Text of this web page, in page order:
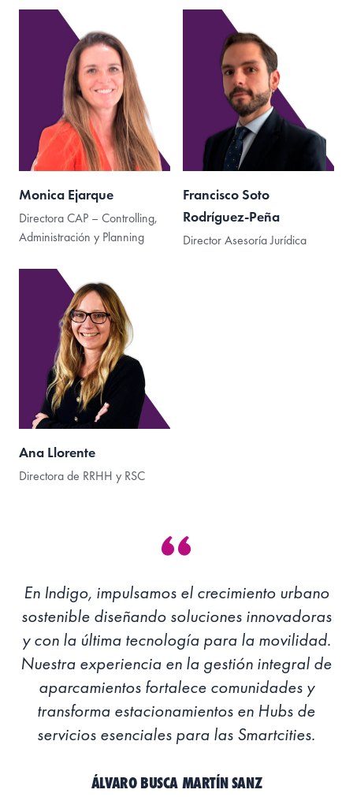
Monica Ejarque
Directora CAP – Controlling,
Administración y Planning
Francisco Soto
Rodríguez-Peña
Director Asesoría Jurídica
Ana Llorente
Directora de RRHH y RSC
En Indigo, impulsamos el crecimiento urbano
sostenible diseñando soluciones innovadoras
y con la última tecnología para la movilidad.
Nuestra experiencia en la gestión integral de
aparcamientos fortalece comunidades y
transforma estacionamientos en Hubs de
servicios esenciales para las Smartcities.
ÁLVARO BUSCA MARTÍN SANZ